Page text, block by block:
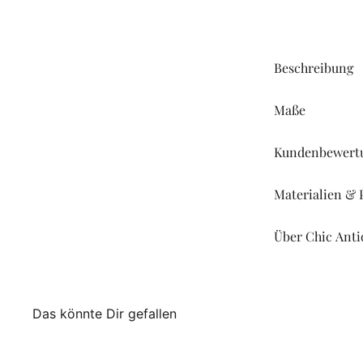
Beschreibung
Maße
Materialien &
Über Chic
Das könnte Dir gefallen